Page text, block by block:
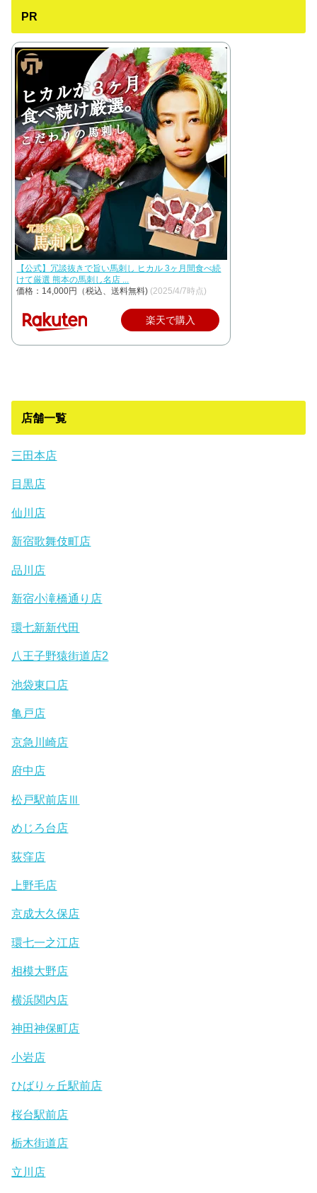
PR
【公式】冗談抜きで旨い馬刺し ヒカル 3ヶ月間食べ続
けて厳選 熊本の馬刺し名店 ...
価格：14,000円（税込、送料無料) (2025/4/7時点)
楽天で購入
店舗一覧
三田本店
目黒店
仙川店
新宿歌舞伎町店
品川店
新宿小滝橋通り店
環七新新代田
八王子野猿街道店2
池袋東口店
亀戸店
京急川崎店
府中店
松戸駅前店Ⅲ
めじろ台店
荻窪店
上野毛店
京成大久保店
環七一之江店
相模大野店
横浜関内店
神田神保町店
小岩店
ひばりヶ丘駅前店
桜台駅前店
栃木街道店
立川店